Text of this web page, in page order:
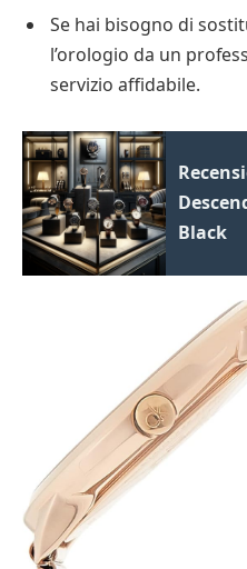
Se hai bisogno di
l’orologio da un
servizio affidabile.
Black